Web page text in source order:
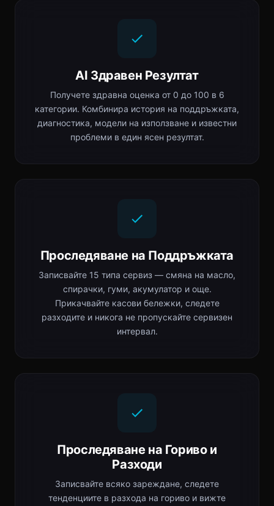
AI Здравен Резултат
Получете здравна оценка от 0 до 100 в 6
категории. Комбинира история на поддръжката,
диагностика, модели на използване и известни
проблеми в един ясен резултат.
Проследяване на Поддръжката
Записвайте 15 типа сервиз — смяна на масло,
спирачки, гуми, акумулатор и още.
Прикачвайте касови бележки, следете
разходите и никога не пропускайте сервизен
интервал.
Проследяване на Гориво и
Разходи
Записвайте всяко зареждане, следете
тенденциите в разхода на гориво и вижте